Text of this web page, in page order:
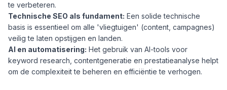
te verbeteren.
Technische SEO als fundament: Een solide technische
basis is essentieel om alle 'vliegtuigen' (content, campagnes)
veilig te laten opstijgen en landen.
AI en automatisering: Het gebruik van AI-tools voor
keyword research, contentgeneratie en prestatieanalyse helpt
om de complexiteit te beheren en efficiëntie te verhogen.